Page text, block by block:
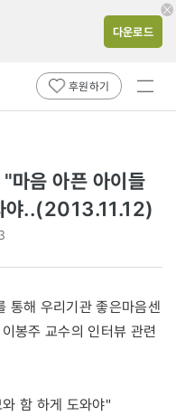
다운로드
후원하기
전체
음 아픈 아이들
야..(2013.11.12)
통해 우리기관 좋은마음센
봉주 교수의 인터뷰 관련
함 하게 도와야"